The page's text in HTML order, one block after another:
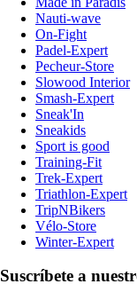
Nauti-wave
On-Fight
Padel-Expert
Pecheur-Store
Slowood Interior
Smash-Expert
Sneak'In
Sneakids
Sport is good
Training-Fit
Trek-Expert
Triathlon-Expert
TripNBikers
Vélo-Store
Winter-Expert
Suscríbete a